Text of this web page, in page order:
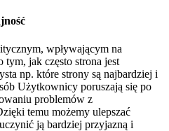
wpływającym na
jak często strona jest
np. które strony są najbardziej i
Użytkownicy poruszają się po
problemów z
temu możemy ulepszać
ją bardziej przyjazną i